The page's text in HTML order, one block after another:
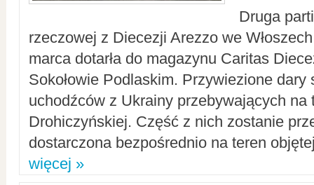
Druga
rzeczowej z Diecezji Arezzo we
marca dotarła do magazynu Caritas
Sokołowie Podlaskim. Przywiezione dary
uchodźców z Ukrainy przebywających na
Drohiczyńskiej. Część z nich zostanie
dostarczona bezpośrednio na teren
więcej »